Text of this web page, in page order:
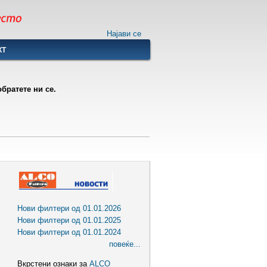
Најави се
ни се.
Нови филтери од 01.01.2026
Нови филтери од 01.01.2025
Нови филтери од 01.01.2024
повеќе...
Вкрстени ознаки за ALCO